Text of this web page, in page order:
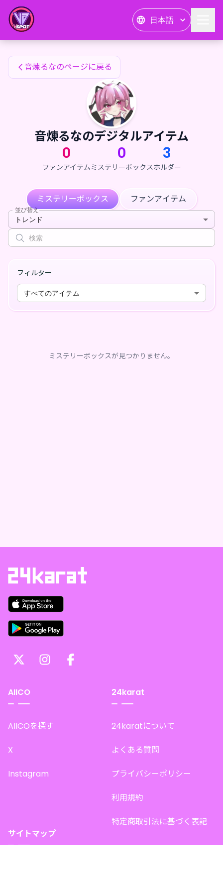
日本語
音煉るなのファンアイテム
音煉るなのページに戻る
音煉るなのデジタルアイテム
0
ファンアイテム
0
ミステリーボックス
3
ホルダー
ミステリーボックス ファンアイテム
並び替え
トレンド
フィルター
すべてのアイテム
ミステリーボックスが見つかりません。
AIICO
AIICOを探す
X
Instagram
24karat
24karatについて
よくある質問
プライバシーポリシー
利用規約
特定商取引法に基づく表記
サイトマップ
音煉るなのファンアイテム — 24karat